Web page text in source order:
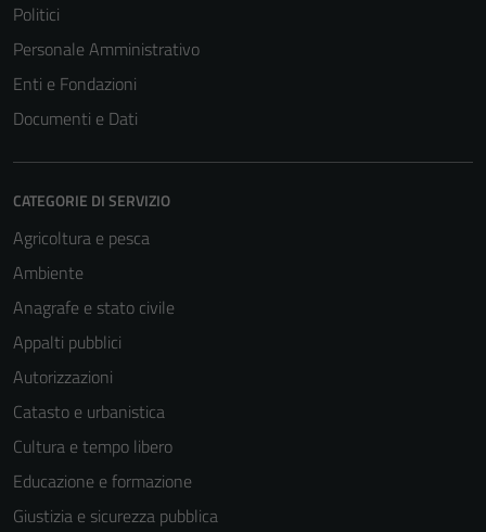
Politici
Personale Amministrativo
Enti e Fondazioni
Documenti e Dati
CATEGORIE DI SERVIZIO
Agricoltura e pesca
Ambiente
Anagrafe e stato civile
Appalti pubblici
Autorizzazioni
Catasto e urbanistica
Cultura e tempo libero
Educazione e formazione
Giustizia e sicurezza pubblica